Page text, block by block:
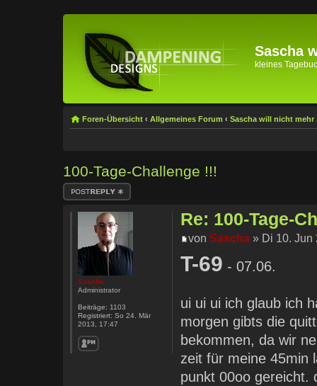
Sascha
kleines
Foren-Übersicht ‹ Allgemeines Forum ‹ Sascha will nicht mehr
100-Tage-Challenge !!!
Antwort erstellen
Re: 100-Tage-
vonSascha » Di 10. Jun
T-69 - 07.06.
ui ui ui ich glaub ich
morgen gibts die
bekommen, da wir
zeit für meine 45min
punkt 00oo gereicht.
Sascha
Administrator
Beiträge: 1103
Registriert: So 24. Mär
2013, 17:47